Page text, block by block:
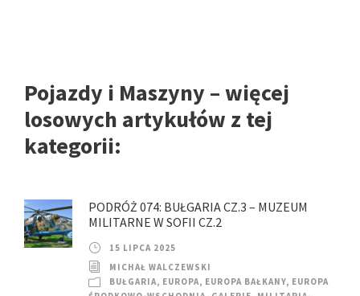
Pojazdy i Maszyny – więcej
losowych artykułów z tej
kategorii:
PODRÓŻ 074: BUŁGARIA CZ.3 – MUZEUM
MILITARNE W SOFII CZ.2
15 LIPCA 2025
MICHAŁ WALCZEWSKI
BUŁGARIA, EUROPA, EUROPA BAŁKANY, EUROPA